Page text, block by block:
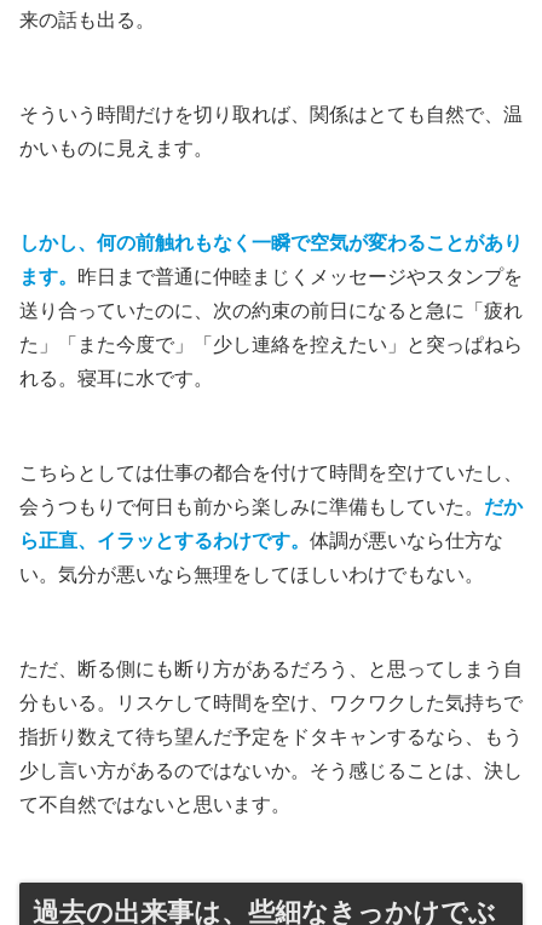
来の話も出る。
そういう時間だけを切り取れば、関係はとても自然で、温
かいものに見えます。
しかし、何の前触れもなく一瞬で空気が変わることがあり
ます。 昨日まで普通に仲睦まじくメッセージやスタンプを
送り合っていたのに、次の約束の前日になると急に「疲れ
た」「また今度で」「少し連絡を控えたい」と突っぱねら
れる。寝耳に水です。
こちらとしては仕事の都合を付けて時間を空けていたし、
会うつもりで何日も前から楽しみに準備もしていた。 だか
ら正直、イラッとするわけです。 体調が悪いなら仕方な
い。気分が悪いなら無理をしてほしいわけでもない。
ただ、断る側にも断り方があるだろう、と思ってしまう自
分もいる。リスケして時間を空け、ワクワクした気持ちで
指折り数えて待ち望んだ予定をドタキャンするなら、もう
少し言い方があるのではないか。そう感じることは、決し
て不自然ではないと思います。
過去の出来事は、些細なきっかけでぶ